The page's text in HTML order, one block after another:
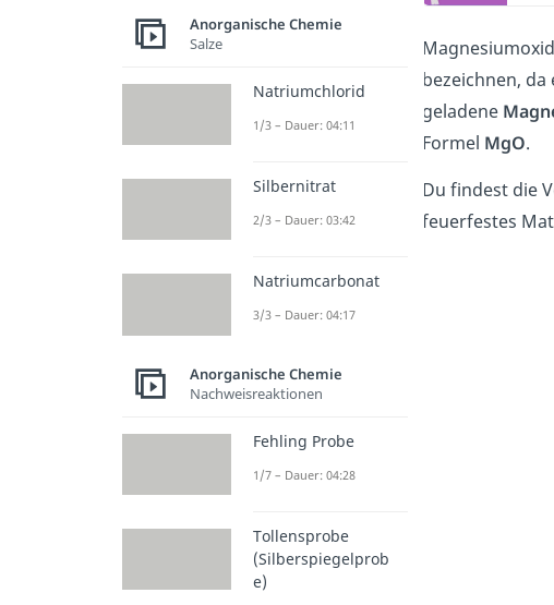
bezeichnen,
geladene
Formel MgO.
Du findest die
feuerfestes
Anorganische Chemie
Salze
Natriumchlorid
1/3 – Dauer: 04:11
Silbernitrat
2/3 – Dauer: 03:42
Natriumcarbonat
3/3 – Dauer: 04:17
Anorganische Chemie
Nachweisreaktionen
Fehling Probe
1/7 – Dauer: 04:28
Tollensprobe
(Silberspiegelprob
e)